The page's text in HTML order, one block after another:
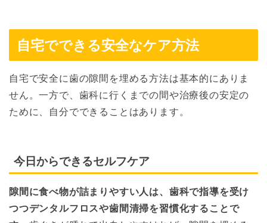
自宅でできる安全なケア方法
自宅で安全に歯の隙間を埋める方法は基本的にありま
せん。一方で、歯科に行くまでの間や治療後の安定の
ために、自分でできることはあります。
今日からできるセルフケア
隙間に食べ物が詰まりやすい人は、歯科で指導を受け
つつデンタルフロスや歯間清掃を習慣化することで